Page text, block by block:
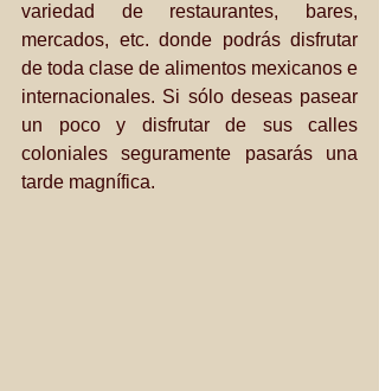
variedad de restaurantes, bares,
mercados, etc. donde podrás disfrutar
de toda clase de alimentos mexicanos e
internacionales. Si sólo deseas pasear
un poco y disfrutar de sus calles
coloniales seguramente pasarás una
tarde magnífica.